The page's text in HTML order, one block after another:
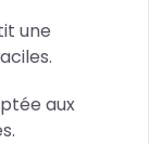
une
aux